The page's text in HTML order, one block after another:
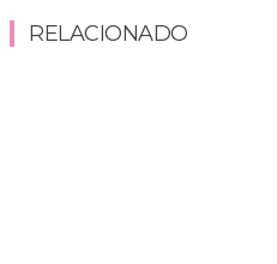
RELACIONADO